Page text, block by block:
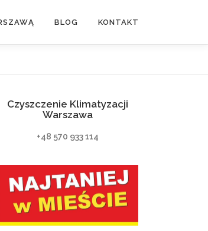
BLOG KONTAKT
Czyszczenie Klimatyzacji
Warszawa
+48 570 933 114